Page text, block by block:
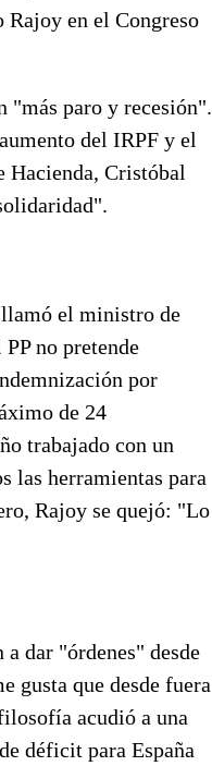
Rajoy en el Congreso
"más paro y recesión".
del IRPF y el
Hacienda, Cristóbal
el ministro de
no pretende
por
de 24
trabajado con un
las herramientas para
Rajoy se quejó: "Lo
dar "órdenes" desde
gusta que desde fuera
acudió a una
déficit para España